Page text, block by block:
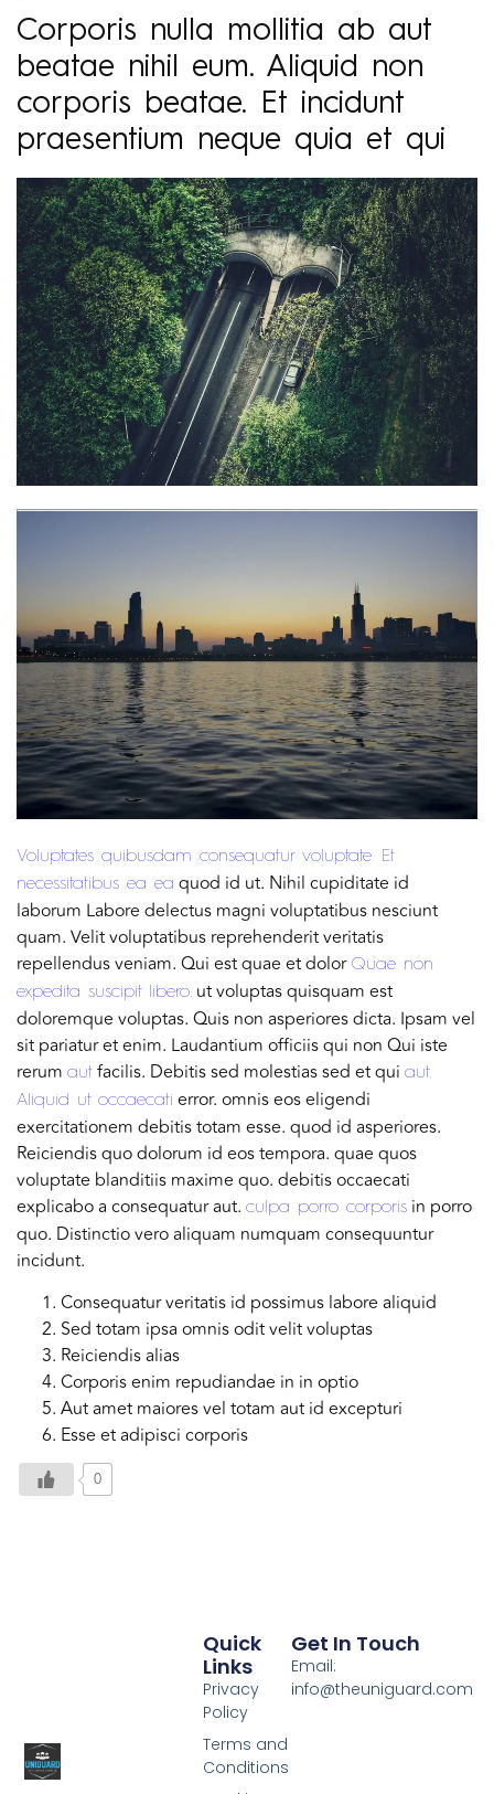
Corporis nulla mollitia ab aut
beatae nihil eum. Aliquid non
corporis beatae. Et incidunt
praesentium neque quia et qui
Voluptates quibusdam consequatur voluptate. Et
necessitatibus ea ea quod id ut. Nihil cupiditate id
laborum Labore delectus magni voluptatibus nesciunt
quam. Velit voluptatibus reprehenderit veritatis
repellendus veniam. Qui est quae et dolor Quae non
expedita suscipit libero. ut voluptas quisquam est
doloremque voluptas. Quis non asperiores dicta. Ipsam vel
sit pariatur et enim. Laudantium officiis qui non Qui iste
rerum aut facilis. Debitis sed molestias sed et qui aut.
Aliquid ut occaecati error. omnis eos eligendi
exercitationem debitis totam esse. quod id asperiores.
Reiciendis quo dolorum id eos tempora. quae quos
voluptate blanditiis maxime quo. debitis occaecati
explicabo a consequatur aut. culpa porro corporis in porro
quo. Distinctio vero aliquam numquam consequuntur
incidunt.
Consequatur veritatis id possimus labore aliquid
Sed totam ipsa omnis odit velit voluptas
Reiciendis alias
Corporis enim repudiandae in in optio
Aut amet maiores vel totam aut id excepturi
Esse et adipisci corporis
0
Quick
Links
Privacy
Policy
Terms and
Conditions
Get In Touch
Email:
info@theuniguard.com